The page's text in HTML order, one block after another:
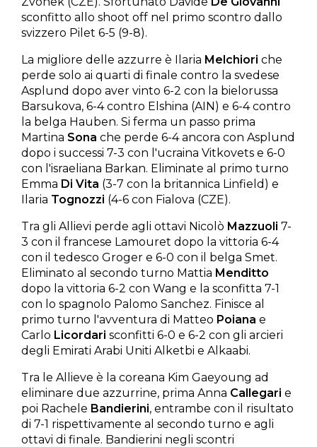
sconfitto allo shoot off nel primo scontro dallo
svizzero Pilet 6-5 (9-8).
La migliore delle azzurre è Ilaria Melchiori che
perde solo ai quarti di finale contro la svedese
Asplund dopo aver vinto 6-2 con la bielorussa
Barsukova, 6-4 contro Elshina (AIN) e 6-4 contro
la belga Hauben. Si ferma un passo prima
Martina Sona che perde 6-4 ancora con Asplund
dopo i successi 7-3 con l'ucraina Vitkovets e 6-0
con l'israeliana Barkan. Eliminate al primo turno
Emma Di Vita (3-7 con la britannica Linfield) e
Ilaria Tognozzi (4-6 con Fialova (CZE).
Tra gli Allievi perde agli ottavi Nicolò Mazzuoli 7-
3 con il francese Lamouret dopo la vittoria 6-4
con il tedesco Groger e 6-0 con il belga Smet.
Eliminato al secondo turno Mattia Menditto
dopo la vittoria 6-2 con Wang e la sconfitta 7-1
con lo spagnolo Palomo Sanchez. Finisce al
primo turno l'avventura di Matteo Poiana e
Carlo Licordari sconfitti 6-0 e 6-2 con gli arcieri
degli Emirati Arabi Uniti Alketbi e Alkaabi.
Tra le Allieve è la coreana Kim Gaeyoung ad
eliminare due azzurrine, prima Anna Callegari e
poi Rachele Bandierini, entrambe con il risultato
di 7-1 rispettivamente al secondo turno e agli
ottavi di finale. Bandierini negli scontri